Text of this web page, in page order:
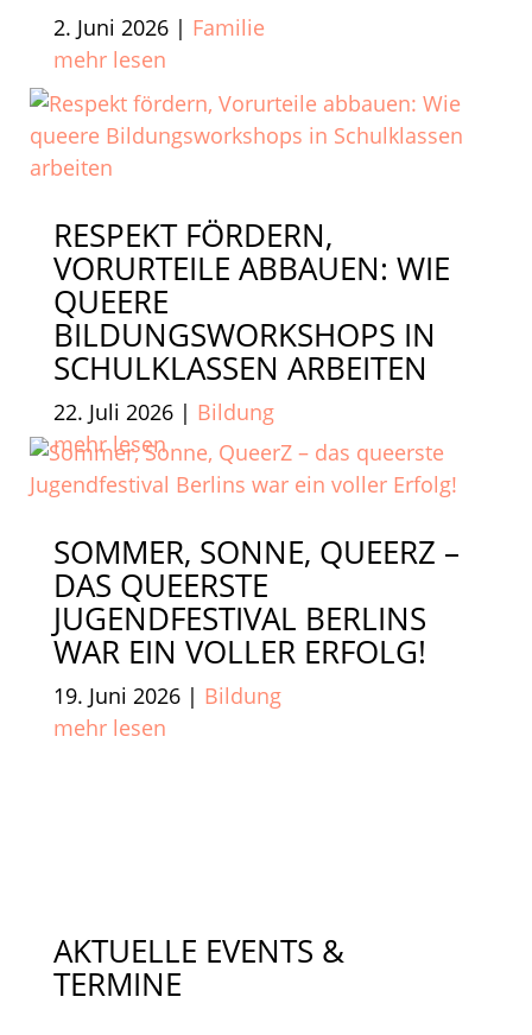
2. Juni 2026| Familie
mehr lesen
RESPEKT FÖRDERN,
VORURTEILE ABBAUEN: WIE
QUEERE
BILDUNGSWORKSHOPS IN
SCHULKLASSEN ARBEITEN
22. Juli 2026| Bildung
mehr lesen
SOMMER, SONNE, QUEERZ –
DAS QUEERSTE
JUGENDFESTIVAL BERLINS
WAR EIN VOLLER ERFOLG!
19. Juni 2026| Bildung
mehr lesen
AKTUELLE EVENTS &
TERMINE​